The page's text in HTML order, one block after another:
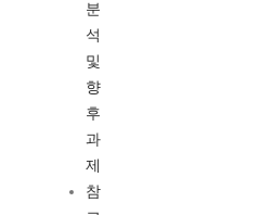
분
석
및
향
후
과
제
참